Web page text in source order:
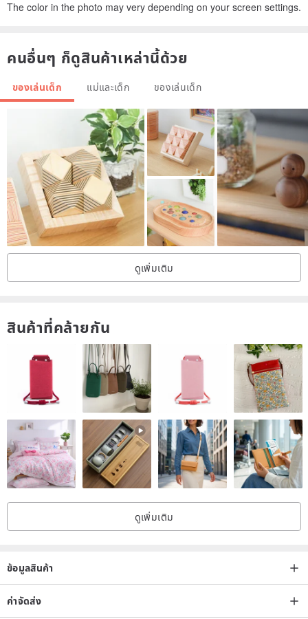
The color in the photo may very depending on your screen settings.
คนอื่นๆ ก็ดูสินค้าเหล่านี้ด้วย
ของเล่นเด็ก แม่และเด็ก ของเล่นเด็ก
ดูเพิ่มเติม
สินค้าที่คล้ายกัน
ดูเพิ่มเติม
ข้อมูลสินค้า
ค่าจัดส่ง